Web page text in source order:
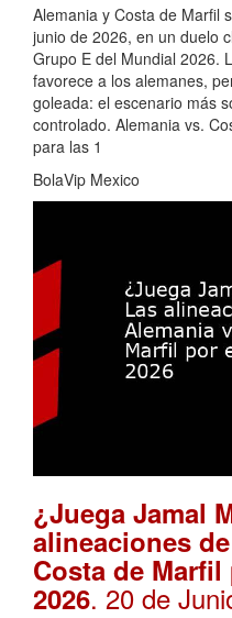
Alemania y Costa de Marfil
junio de 2026, en un duelo
Grupo E del Mundial 2026.
favorece a los alemanes,
goleada: el escenario más
controlado. Alemania vs.
para las 1
BolaVip Mexico
¿Juega Jamal
alineaciones
Costa de
2026. 20 de